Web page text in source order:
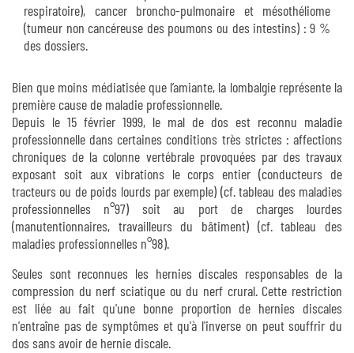
respiratoire), cancer broncho-pulmonaire et mésothéliome
(tumeur non cancéreuse des poumons ou des intestins) : 9 %
des dossiers.
Bien que moins médiatisée que l’amiante, la lombalgie représente la
première cause de maladie professionnelle.
Depuis le 15 février 1999, le mal de dos est reconnu maladie
professionnelle dans certaines conditions très strictes : affections
chroniques de la colonne vertébrale provoquées par des travaux
exposant soit aux vibrations le corps entier (conducteurs de
tracteurs ou de poids lourds par exemple) (cf. tableau des maladies
professionnelles n°97) soit au port de charges lourdes
(manutentionnaires, travailleurs du bâtiment) (cf. tableau des
maladies professionnelles n°98).
Seules sont reconnues les hernies discales responsables de la
compression du nerf sciatique ou du nerf crural. Cette restriction
est liée au fait qu'une bonne proportion de hernies discales
n'entraîne pas de symptômes et qu'à l'inverse on peut souffrir du
dos sans avoir de hernie discale.